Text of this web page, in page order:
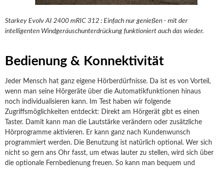
Starkey Evolv AI 2400 mRIC 312 : Einfach nur genießen - mit der
intelligenten Windgeräuschunterdrückung funktioniert auch das wieder.
Bedienung & Konnektivität
Jeder Mensch hat ganz eigene Hörberdürfnisse. Da ist es von Vorteil,
wenn man seine Hörgeräte über die Automatikfunktionen hinaus
noch individualisieren kann. Im Test haben wir folgende
Zugriffsmöglichkeiten entdeckt: Direkt am Hörgerät gibt es einen
Taster. Damit kann man die Lautstärke verändern oder zusätzliche
Hörprogramme aktivieren. Er kann ganz nach Kundenwunsch
programmiert werden. Die Benutzung ist natürlich optional. Wer sich
nicht so gern ans Ohr fasst, um etwas lauter zu stellen, wird sich über
die optionale Fernbedienung freuen. So kann man bequem und